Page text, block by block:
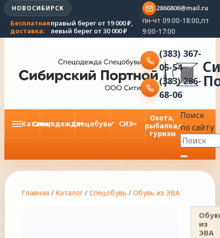
Каталог
СпецодеждаСпецобувь СИЗ
Охота,
рыбалка,
туризм
Поиск
по сайту
НОВОСИБИРСК
Бесплатная
доставка:
правый берег от 19 000 ₽,
левый берег от 30 000 ₽
2866806@mail.ru
пн-чт 09:00-18:00,пт
9:00-17:00
(383) 367-
05-54
(383) 286-
68-06
Главная / Каталог / Спецобувь / Обувь из ЭВА
из
ЭВА